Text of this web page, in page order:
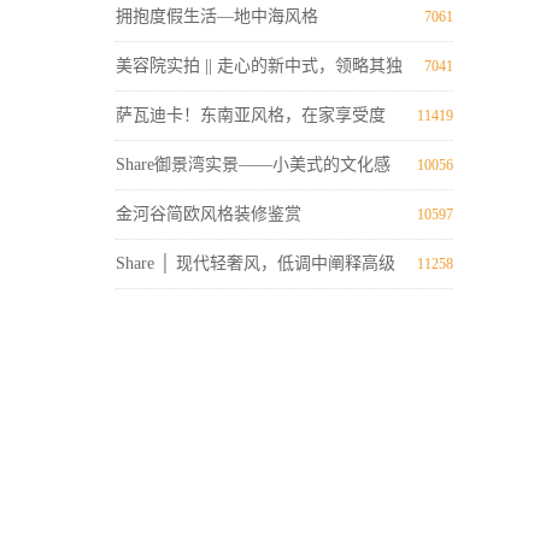
拥抱度假生活—地中海风格 7061
美容院实拍 || 走心的新中式，领略其独
特魅力
7041
萨瓦迪卡！东南亚风格，在家享受度
假。
11419
Share御景湾实景——小美式的文化感 10056
金河谷简欧风格装修鉴赏 10597
Share │ 现代轻奢风，低调中阐释高级
质感~
11258